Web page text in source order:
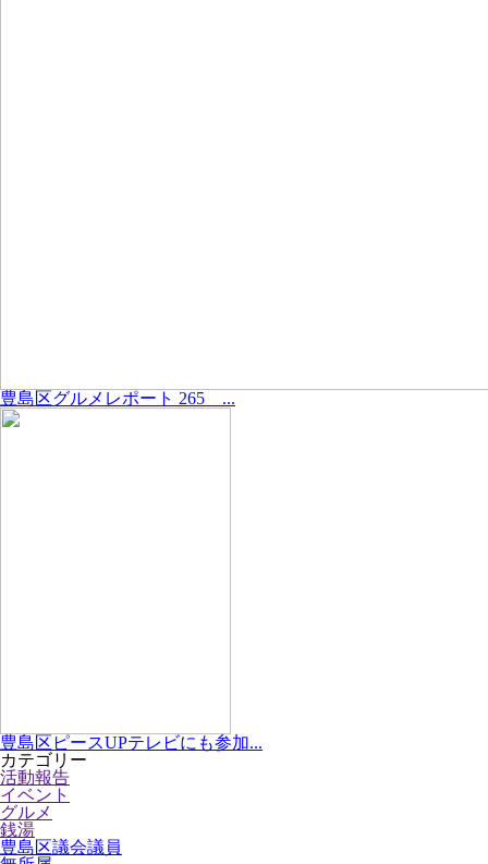
豊島区グルメレポート 265 ...
豊島区ピースUPテレビにも参加...
カテゴリー
活動報告
イベント
グルメ
銭湯
豊島区議会議員